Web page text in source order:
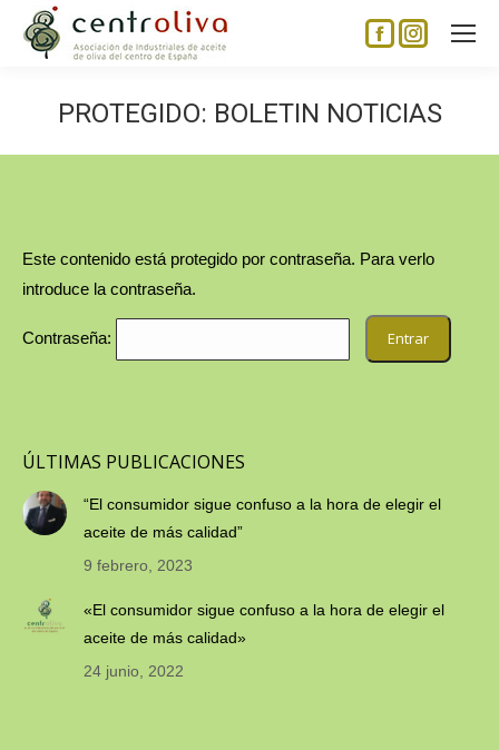
Facebook
opens
Instagram
opens
PROTEGIDO: BOLETIN NOTICIAS
Este contenido está protegido por contraseña. Para verlo
introduce la contraseña.
Contraseña:
ÚLTIMAS PUBLICACIONES
“El consumidor sigue confuso a la hora de elegir el
aceite de más calidad”
9 febrero, 2023
«El consumidor sigue confuso a la hora de elegir el
aceite de más calidad»
24 junio, 2022